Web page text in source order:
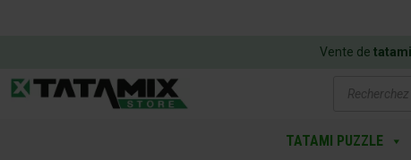
Vente de
de
TATAMI PUZZLE